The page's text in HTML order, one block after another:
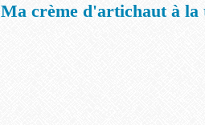
Ma crème d'artichaut à la